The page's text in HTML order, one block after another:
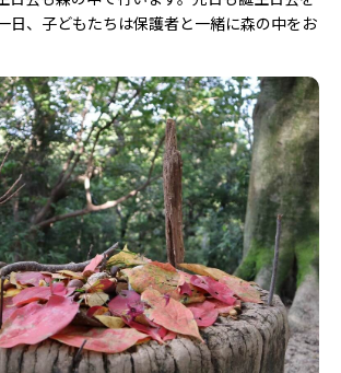
日、子どもたちは保護者と一緒に森の中をお